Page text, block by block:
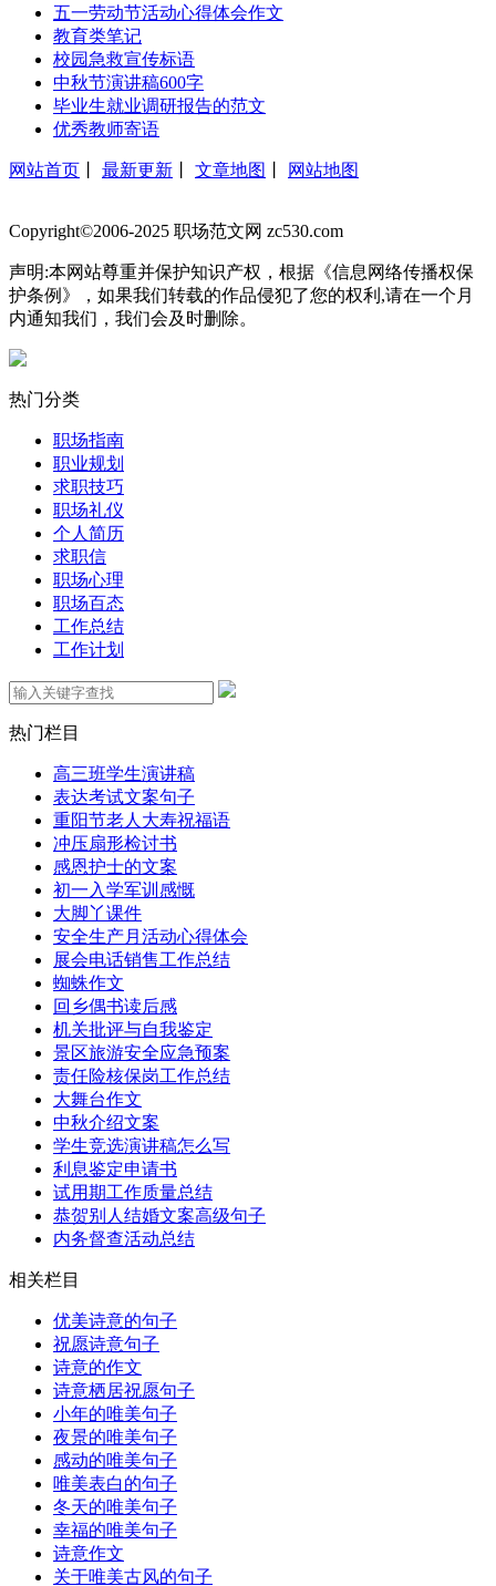
五一劳动节活动心得体会作文
教育类笔记
校园急救宣传标语
中秋节演讲稿600字
毕业生就业调研报告的范文
优秀教师寄语
网站首页 最新更新 文章地图 网站地图
Copyright©2006-2025 职场范文网 zc530.com
声明:本网站尊重并保护知识产权，根据《信息网络传播权保
护条例》，如果我们转载的作品侵犯了您的权利,请在一个月
内通知我们，我们会及时删除。
热门分类
职场指南
职业规划
求职技巧
职场礼仪
个人简历
求职信
职场心理
职场百态
工作总结
工作计划
热门栏目
高三班学生演讲稿
表达考试文案句子
重阳节老人大寿祝福语
冲压扇形检讨书
感恩护士的文案
初一入学军训感慨
大脚丫课件
安全生产月活动心得体会
展会电话销售工作总结
蜘蛛作文
回乡偶书读后感
机关批评与自我鉴定
景区旅游安全应急预案
责任险核保岗工作总结
大舞台作文
中秋介绍文案
学生竞选演讲稿怎么写
利息鉴定申请书
试用期工作质量总结
恭贺别人结婚文案高级句子
内务督查活动总结
相关栏目
优美诗意的句子
祝愿诗意句子
诗意的作文
诗意栖居祝愿句子
小年的唯美句子
夜景的唯美句子
感动的唯美句子
唯美表白的句子
冬天的唯美句子
幸福的唯美句子
诗意作文
关于唯美古风的句子